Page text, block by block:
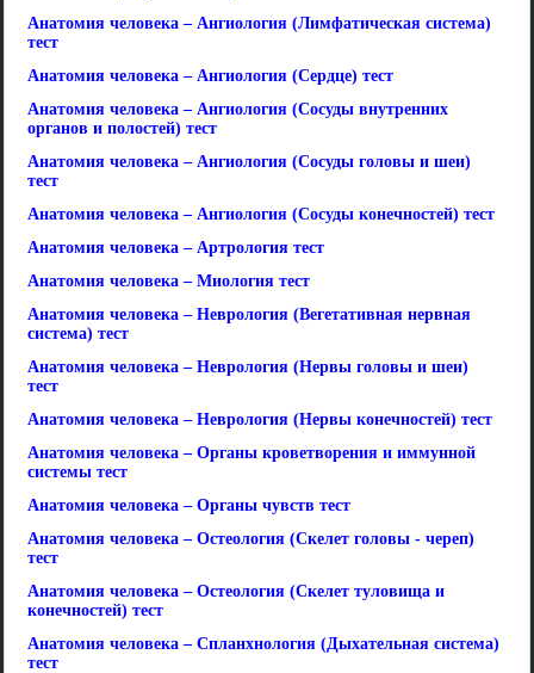
Анатомия человека – Ангиология (Лимфатическая система)
тест
Анатомия человека – Ангиология (Сердце) тест
Анатомия человека – Ангиология (Сосуды внутренних
органов и полостей) тест
Анатомия человека – Ангиология (Сосуды головы и шеи)
тест
Анатомия человека – Ангиология (Сосуды конечностей) тест
Анатомия человека – Артрология тест
Анатомия человека – Миология тест
Анатомия человека – Неврология (Вегетативная нервная
система) тест
Анатомия человека – Неврология (Нервы головы и шеи)
тест
Анатомия человека – Неврология (Нервы конечностей) тест
Анатомия человека – Органы кроветворения и иммунной
системы тест
Анатомия человека – Органы чувств тест
Анатомия человека – Остеология (Скелет головы - череп)
тест
Анатомия человека – Остеология (Скелет туловища и
конечностей) тест
Анатомия человека – Спланхнология (Дыхательная система)
тест